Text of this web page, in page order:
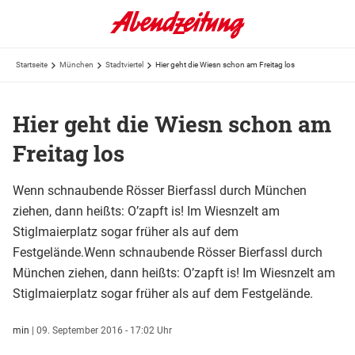
Startseite München Stadtviertel Hier geht die Wiesn schon am Freitag los
Hier geht die Wiesn schon am
Freitag los
Wenn schnaubende Rösser Bierfassl durch München
ziehen, dann heißts: O’zapft is! Im Wiesnzelt am
Stiglmaierplatz sogar früher als auf dem
Festgelände.Wenn schnaubende Rösser Bierfassl durch
München ziehen, dann heißts: O’zapft is! Im Wiesnzelt am
Stiglmaierplatz sogar früher als auf dem Festgelände.
min | 09. September 2016 - 17:02 Uhr